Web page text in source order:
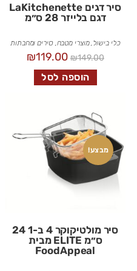
סיר דגים LaKitchenette
דגם בלייזר 28 ס״מ
כלי בישול ,מוצרי מטבח ,סירים ומחבתות
₪149.00
₪119.00
הוספה לסל
מבצע!
סיר מולטיקוקר 4 ב-1 24
ס״מ ELITE מבית
FoodAppeal